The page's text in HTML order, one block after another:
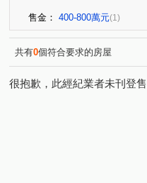
售金： 400-800萬元(1)
共有0個符合要求的房屋
很抱歉，此經紀業者未刊登售